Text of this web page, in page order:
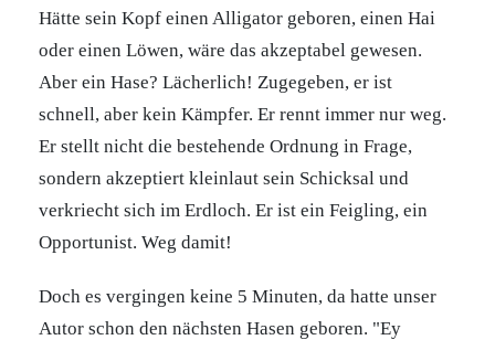
Hätte sein Kopf einen Alligator geboren, einen Hai
oder einen Löwen, wäre das akzeptabel gewesen.
Aber ein Hase? Lächerlich! Zugegeben, er ist
schnell, aber kein Kämpfer. Er rennt immer nur weg.
Er stellt nicht die bestehende Ordnung in Frage,
sondern akzeptiert kleinlaut sein Schicksal und
verkriecht sich im Erdloch. Er ist ein Feigling, ein
Opportunist. Weg damit!
Doch es vergingen keine 5 Minuten, da hatte unser
Autor schon den nächsten Hasen geboren. "Ey